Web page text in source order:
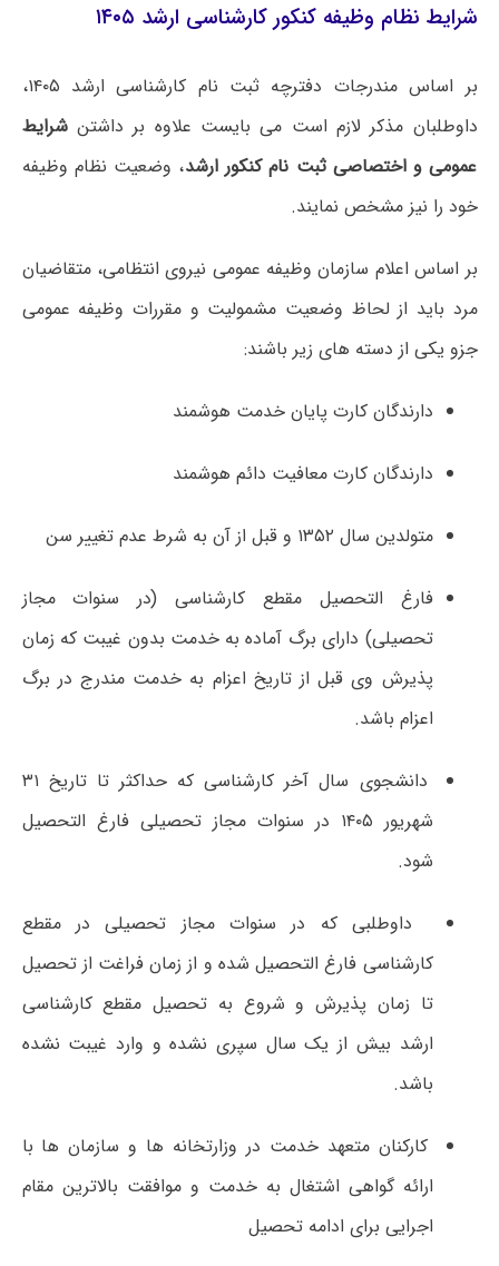
شرایط نظام وظیفه کنکور کارشناسی ارشد ۱۴۰۵
بر اساس مندرجات دفترچه ثبت نام کارشناسی ارشد ۱۴۰۵،
داوطلبان مذکر لازم است می بایست علاوه بر داشتنشرایط
عمومی و اختصاصی ثبت نام کنکور ارشد، وضعیت نظام وظیفه
خود را نیز مشخص نمایند.
بر اساس اعلام سازمان وظیفه عمومی نیروی انتظامی، متقاضیان
مرد باید از لحاظ وضعیت مشمولیت و مقررات وظیفه عمومی
جزو یکی از دسته های زیر باشند:
دارندگان کارت پایان خدمت هوشمند
دارندگان کارت معافیت دائم هوشمند
متولدین سال ۱۳۵۲ و قبل از آن به شرط عدم تغییر سن
فارغ التحصیل مقطع کارشناسی (در سنوات مجاز
تحصیلی) دارای برگ آماده به خدمت بدون غیبت که زمان
پذیرش وی قبل از تاریخ اعزام به خدمت مندرج در برگ
اعزام باشد.
دانشجوی سال آخر کارشناسی که حداکثر تا تاریخ ۳۱
شهریور ۱۴۰۵ در سنوات مجاز تحصیلی فارغ التحصیل
شود.
داوطلبی که در سنوات مجاز تحصیلی در مقطع
کارشناسی فارغ التحصیل شده و از زمان فراغت از تحصیل
تا زمان پذیرش و شروع به تحصیل مقطع کارشناسی
ارشد بیش از یک سال سپری نشده و وارد غیبت نشده
باشد.
کارکنان متعهد خدمت در وزارتخانه ها و سازمان ها با
ارائه گواهی اشتغال به خدمت و موافقت بالاترین مقام
اجرایی برای ادامه تحصیل